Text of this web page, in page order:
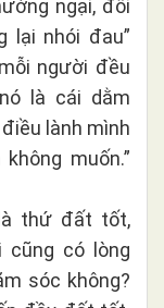
ngại, đôi
lại nhói đau”
người đều
là cái dằm
lành mình
muốn.”
thứ đất tốt,
cũng có lòng
sóc không?